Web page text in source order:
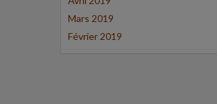
Mars 2019
Février 2019